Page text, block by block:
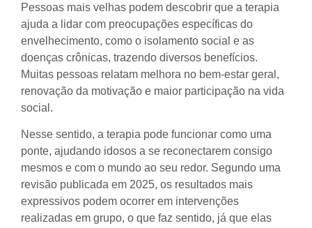
Pessoas mais velhas podem descobrir que a terapia
ajuda a lidar com preocupações específicas do
envelhecimento, como o isolamento social e as
doenças crônicas, trazendo diversos benefícios.
Muitas pessoas relatam melhora no bem-estar geral,
renovação da motivação e maior participação na vida
social.
Nesse sentido, a terapia pode funcionar como uma
ponte, ajudando idosos a se reconectarem consigo
mesmos e com o mundo ao seu redor. Segundo uma
revisão publicada em 2025, os resultados mais
expressivos podem ocorrer em intervenções
realizadas em grupo, o que faz sentido, já que elas